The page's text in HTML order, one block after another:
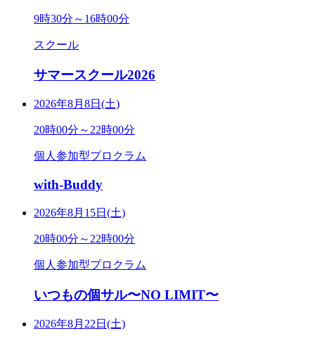
9時30分～16時00分
スクール
サマースクール2026
2026年8月8日(土)
20時00分～22時00分
個人参加型プロクラム
with-Buddy
2026年8月15日(土)
20時00分～22時00分
個人参加型プロクラム
いつもの個サル〜NO LIMIT〜
2026年8月22日(土)